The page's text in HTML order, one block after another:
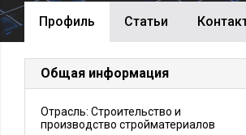
Профиль Cтатьи
Общая информация
Отрасль: Строительство и
производство стройматериалов